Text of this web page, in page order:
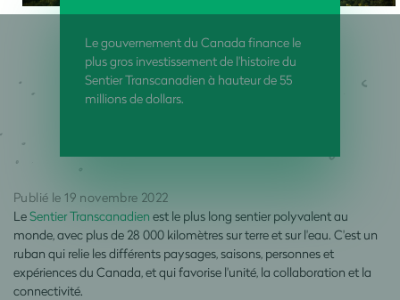
Le gouvernement du Canada finance le
plus gros investissement de l'histoire du
Sentier Transcanadien à hauteur de 55
millions de dollars.
Publié le 19 novembre 2022
LeSentier Transcanadien est le plus long sentier polyvalent au
monde, avec plus de 28 000 kilomètres sur terre et sur l'eau. C'est un
ruban qui relie les différents paysages, saisons, personnes et
expériences du Canada, et qui favorise l'unité, la collaboration et la
connectivité.